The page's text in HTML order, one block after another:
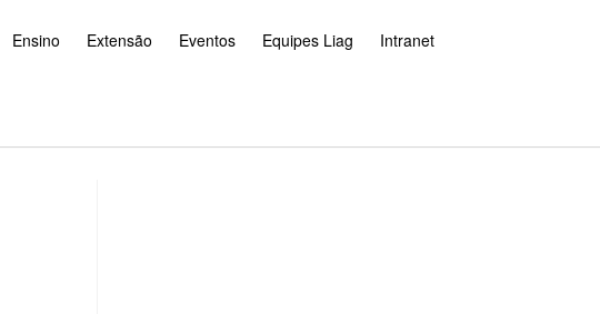
Ensino Extensão Eventos Equipes Liag Intranet